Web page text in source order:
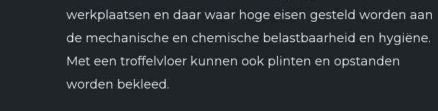
werkplaatsen en daar waar hoge eisen gesteld worden aan
de mechanische en chemische belastbaarheid en hygiëne.
Met een troffelvloer kunnen ook plinten en opstanden
worden bekleed.